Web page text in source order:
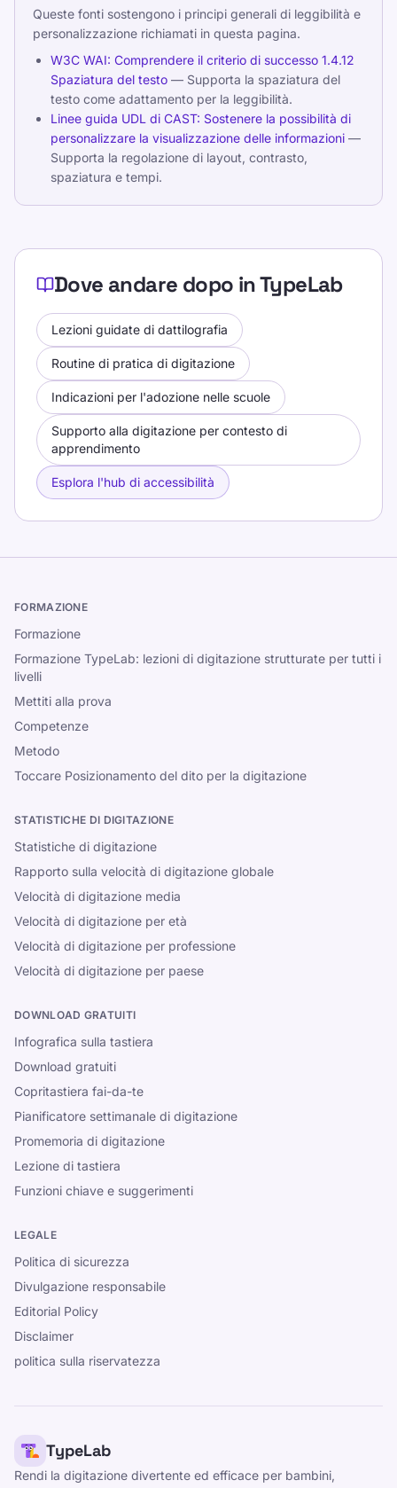
Queste fonti sostengono i principi generali di leggibilità e
personalizzazione richiamati in questa pagina.
W3C WAI: Comprendere il criterio di successo 1.4.12
Spaziatura del testo — Supporta la spaziatura del
testo come adattamento per la leggibilità.
Linee guida UDL di CAST: Sostenere la possibilità di
personalizzare la visualizzazione delle informazioni —
Supporta la regolazione di layout, contrasto,
spaziatura e tempi.
Dove andare dopo in TypeLab
Lezioni guidate di dattilografia
Routine di pratica di digitazione
Indicazioni per l'adozione nelle scuole
Supporto alla digitazione per contesto di
apprendimento
Esplora l'hub di accessibilità
FORMAZIONE
Formazione
Formazione TypeLab: lezioni di digitazione strutturate per tutti i
livelli
Mettiti alla prova
Competenze
Metodo
Toccare Posizionamento del dito per la digitazione
STATISTICHE DI DIGITAZIONE
Statistiche di digitazione
Rapporto sulla velocità di digitazione globale
Velocità di digitazione media
Velocità di digitazione per età
Velocità di digitazione per professione
Velocità di digitazione per paese
DOWNLOAD GRATUITI
Infografica sulla tastiera
Download gratuiti
Copritastiera fai-da-te
Pianificatore settimanale di digitazione
Promemoria di digitazione
Lezione di tastiera
Funzioni chiave e suggerimenti
LEGALE
Politica di sicurezza
Divulgazione responsabile
Editorial Policy
Disclaimer
politica sulla riservatezza
TypeLab
Rendi la digitazione divertente ed efficace per bambini,